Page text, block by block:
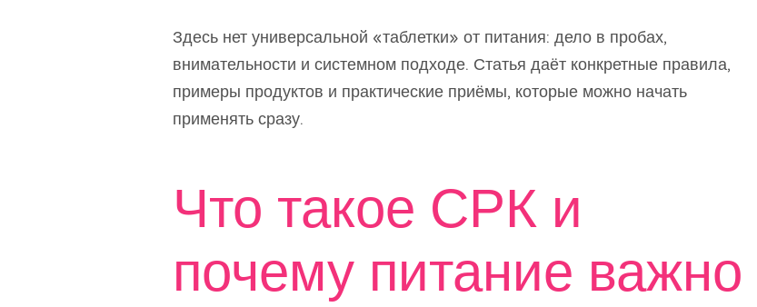
Здесь нет универсальной «таблетки» от питания: дело в пробах,
внимательности и системном подходе. Статья даёт конкретные правила,
примеры продуктов и практические приёмы, которые можно начать
применять сразу.
Что такое СРК и
почему питание важно